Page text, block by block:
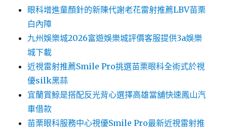
眼科增進童顏針的新陳代謝老花雷射推薦LBV苗栗
白內障
九州娛樂城2026富遊娛樂城評價客服提供3a娛樂
城下載
近視雷射推薦Smile Pro挑選苗栗眼科全術式於視
優silk黑蒜
宜蘭賞鯨是搭配反光背心選擇高雄當舖快速鳳山汽
車借款
苗栗眼科服務中心視優Smile Pro最新近視雷射推